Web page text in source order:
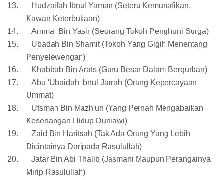
13.
Hudzaifah Ibnul Yaman (Seteru Kemunafikan,
Kawan Keterbukaan)
14.
Ammar Bin Yasir (Seorang Tokoh Penghuni Surga)
15.
Ubadah Bin Shamit (Tokoh Yang Gigih Menentang
Penyelewengan)
16.
Khabbab Bin Arats (Guru Besar Dalam Berqurban)
17.
Abu 'Ubaidah Ibnul Jarrah (Orang Kepercayaan
Ummat)
18.
Utsman Bin Mazh'un (Yang Pernah Mengabaikan
Kesenangan Hidup Duniawi)
19.
Zaid Bin Haritsah (Tak Ada Orang Yang Lebih
Dicintainya Daripada Rasulullah)
20.
Jatar Bin Abi Thalib (Jasmani Maupun Perangainya
Mirip Rasulullah)